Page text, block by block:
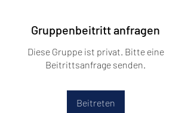
Gruppenbeitritt anfragen
Diese Gruppe ist privat. Bitte eine
Beitrittsanfrage senden.
Beitreten